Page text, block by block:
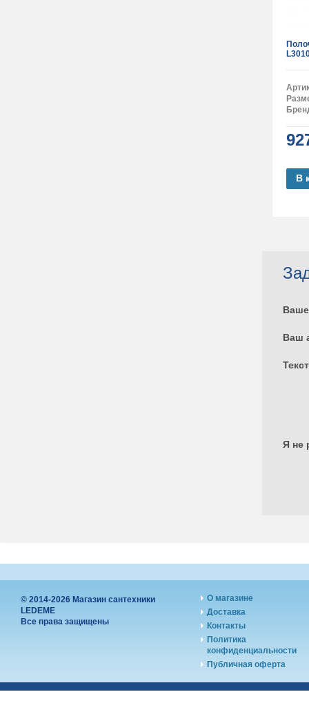
В
Ваш
Я не
© 2014-2026 Магазин сантехники
LEDEME
Все права защищены
О магазине
Доставка
Контакты
Политика
конфиденциальности
Публичная оферта